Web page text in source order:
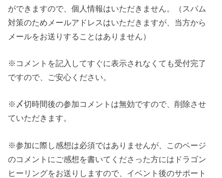
ができますので、個人情報はいただきません。（スパム
対策のためメールアドレスはいただきますが、当方から
メールをお送りすることはありません）
※コメントを記入してすぐに表示されなくても受付完了
ですので、ご安心ください。
※〆切時間後の参加コメントは無効ですので、削除させ
ていただきます。
※参加に際し感想は必須ではありませんが、このページ
のコメントにご感想を書いてくださった方にはドラゴン
ヒーリングをお送りしますので、イベント後のサポート